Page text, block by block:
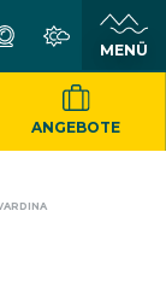
ANGEBOTE